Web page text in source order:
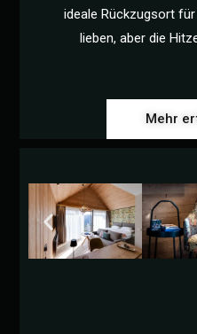
ideale Rückzugsort
lieben, aber die
Mehr